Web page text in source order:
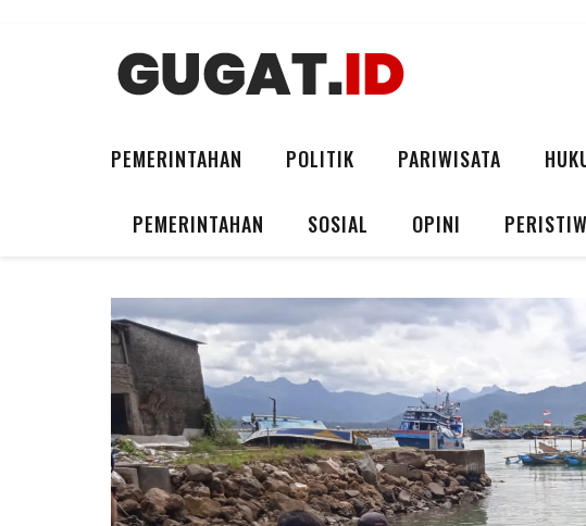
PEMERINTAHAN POLITIK PARIWISATA
PEMERINTAHAN SOSIAL OPINI